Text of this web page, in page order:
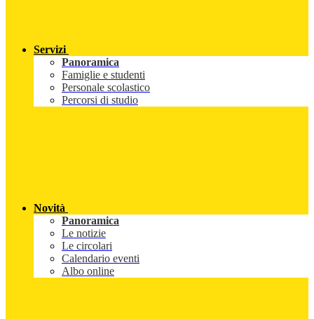
Servizi
Panoramica
Famiglie e studenti
Personale scolastico
Percorsi di studio
Novità
Panoramica
Le notizie
Le circolari
Calendario eventi
Albo online